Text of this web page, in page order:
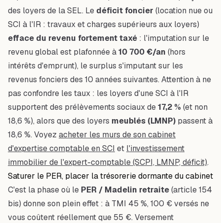
des loyers de la SEL. Le déficit foncier (location nue ou
SCI à l'IR : travaux et charges supérieurs aux loyers)
efface du revenu fortement taxé : l'imputation sur le
revenu global est plafonnée à10 700 €/an (hors
intérêts d'emprunt), le surplus s'imputant sur les
revenus fonciers des 10 années suivantes. Attention à ne
pas confondre les taux : les loyers d'une SCI à l'IR
supportent des prélèvements sociaux de17,2 % (et non
18,6 %), alors que des loyers meublés (LMNP) passent à
18,6 %. Voyez acheter les murs de son cabinet
d'expertise comptable en SCI et l'investissement
immobilier de l'expert-comptable (SCPI, LMNP, déficit).
Saturer le PER, placer la trésorerie dormante du cabinet
C'est la phase où le PER / Madelin retraite(article 154
bis) donne son plein effet : à TMI 45 %, 100 € versés ne
vous coûtent réellement que 55 €. Versement